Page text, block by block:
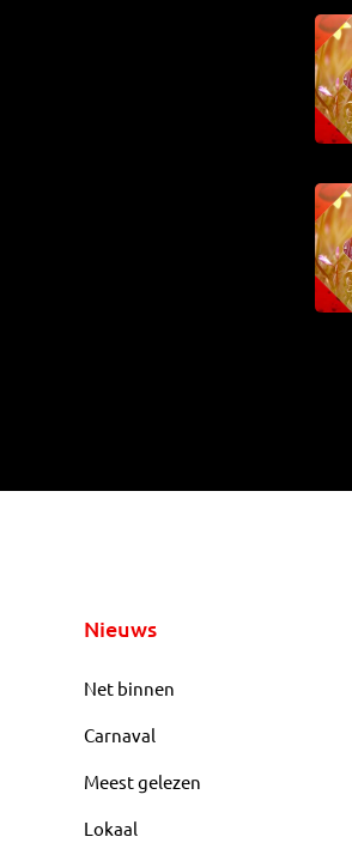
Nieuws
Net binnen
Carnaval
Meest gelezen
Lokaal